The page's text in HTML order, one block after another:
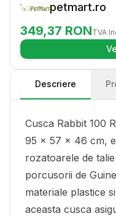
petmart.ro
349,37 RONTVA
Descriere
Cusca Rabbit 100
95 x 57 x 46 cm,
rozatoarele de
porcusorii de
materiale plastice
aceasta cusca